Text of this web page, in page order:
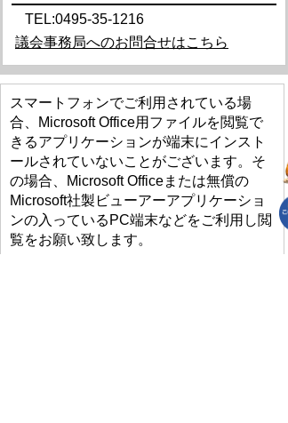
TEL:0495-35-1216
議会事務局へのお問合せはこちら
スマートフォンでご利用されている場
合、Microsoft Office用ファイルを閲覧で
きるアプリケーションが端末にインスト
ールされていないことがございます。そ
の場合、Microsoft Officeまたは無償の
Microsoft社製ビューアーアプリケーショ
ンの入っているPC端末などをご利用し閲
覧をお願い致します。